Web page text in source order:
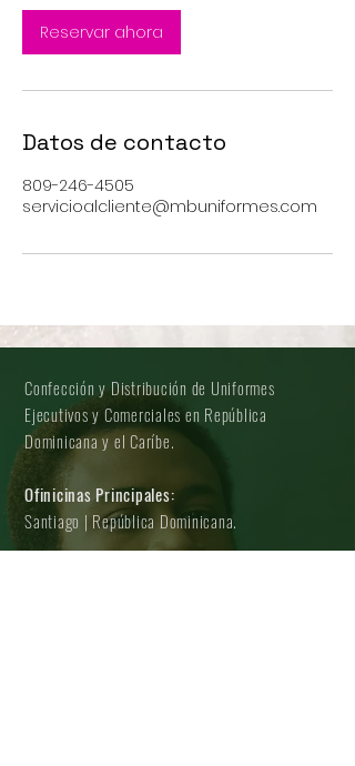
Reservar ahora
Datos de contacto
809-246-4505
servicioalcliente@mbuniformes.com
Confección y Distribución de Uniformes
Ejecutivos y Comerciales en República
Dominicana y el Caríbe.
Ofinicinas Principales:
Santiago | República Dominicana.